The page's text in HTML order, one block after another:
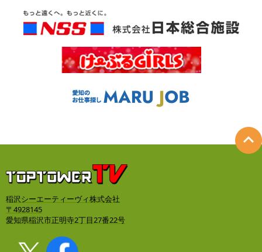
稲沢シーエーティーヴィ株式会社
〒4928145
愛知県稲沢市正明寺2丁目27番22号